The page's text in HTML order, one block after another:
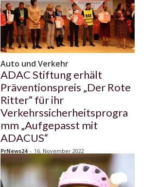
Auto und Verkehr
ADAC Stiftung erhält
Präventionspreis „Der Rote
Ritter“ für ihr
Verkehrssicherheitsprogra
mm „Aufgepasst mit
ADACUS“
PrNews24 - 16. November 2022